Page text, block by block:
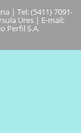
| Tel: (5411) 7091-
Ures | E-mail:
Perfil S.A.